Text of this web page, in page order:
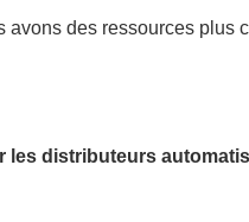
des ressources plus
distributeurs